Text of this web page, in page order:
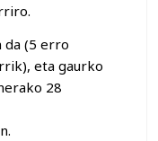
da (5 erro
eta gaurko
28